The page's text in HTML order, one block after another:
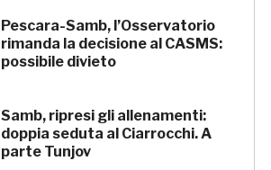
Pescara-Samb, l’Osservatorio
rimanda la decisione al CASMS:
possibile divieto
Samb, ripresi gli allenamenti:
doppia seduta al Ciarrocchi. A
parte Tunjov